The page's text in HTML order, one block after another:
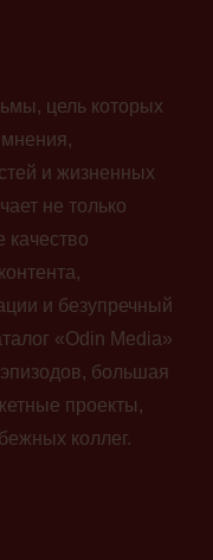
цель которых
и жизненных
не только
качество
и безупречный
«Odin Media»
большая
проекты,
коллег.